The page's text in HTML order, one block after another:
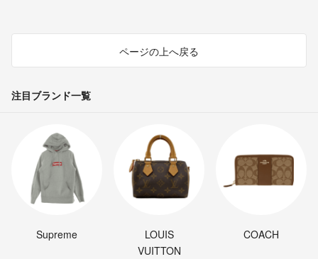
ページの上へ戻る
注目ブランド一覧
Supreme
LOUIS
VUITTON
COACH